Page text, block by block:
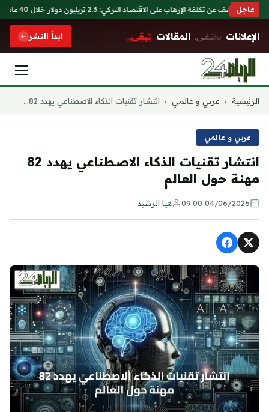
عاجل
أنقرة تكشف عن تكلفة الإرهاب على الاقتصاد التركي: 2.3 تريليون دولار خلال 40 عاماً
الإعلانات تختفي. المقالات تبقى. ابدأ النشر
التجاوز
الرئيسية › عربي و عالمي › انتشار تقنيات الذكاء الاصطناعي يهدد 82...
عربي و عالمي
انتشار تقنيات الذكاء الاصطناعي يهدد 82
مهنة حول العالم
04/06/2026 09:00 هيا الرشيد